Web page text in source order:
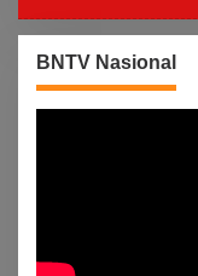
BNTV Nasional